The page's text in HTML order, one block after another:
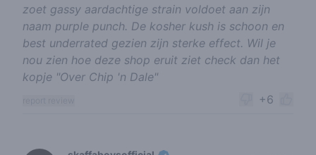
zoet gassy aardachtige strain voldoet aan zijn
naam purple punch. De kosher kush is schoon en
best underrated gezien zijn sterke effect. Wil je
nou zien hoe deze shop eruit ziet check dan het
kopje "Over Chip 'n Dale"
+6